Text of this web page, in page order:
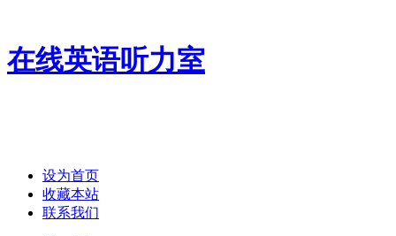
在线英语听力室
设为首页
收藏本站
联系我们